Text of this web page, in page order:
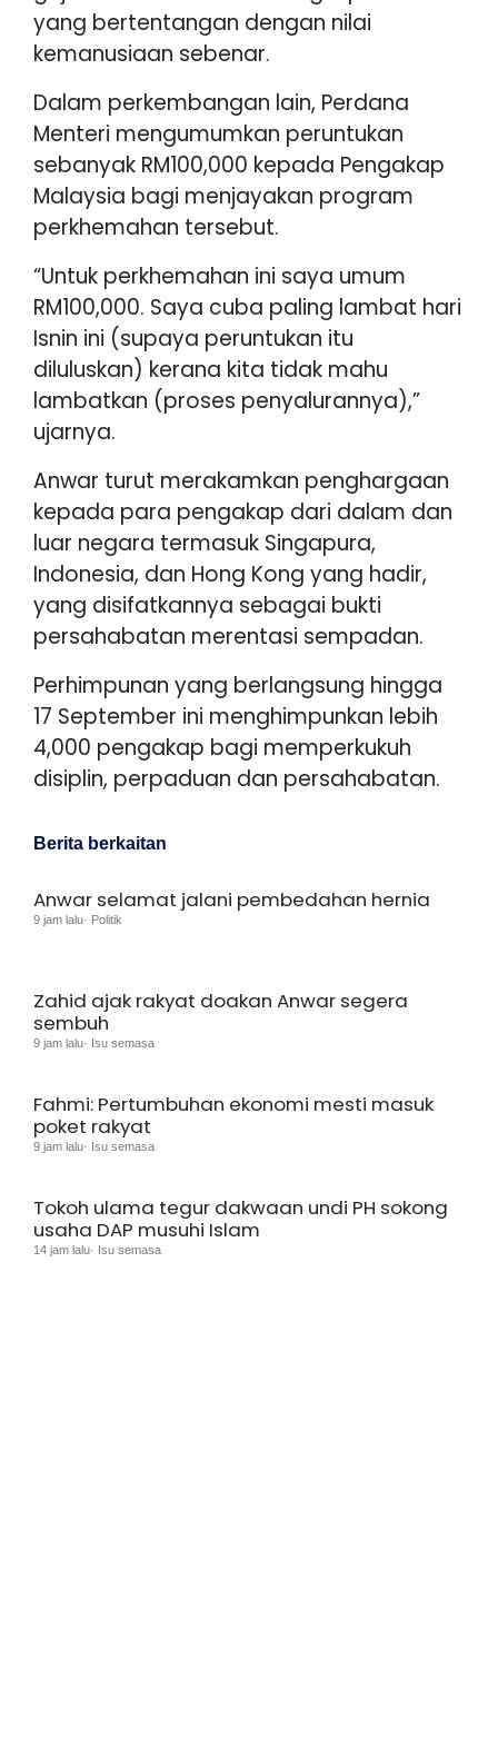
yang bertentangan dengan nilai
kemanusiaan sebenar.
Dalam perkembangan lain, Perdana
Menteri mengumumkan peruntukan
sebanyak RM100,000 kepada Pengakap
Malaysia bagi menjayakan program
perkhemahan tersebut.
“Untuk perkhemahan ini saya umum
RM100,000. Saya cuba paling lambat hari
Isnin ini (supaya peruntukan itu
diluluskan) kerana kita tidak mahu
lambatkan (proses penyalurannya),”
ujarnya.
Anwar turut merakamkan penghargaan
kepada para pengakap dari dalam dan
luar negara termasuk Singapura,
Indonesia, dan Hong Kong yang hadir,
yang disifatkannya sebagai bukti
persahabatan merentasi sempadan.
Perhimpunan yang berlangsung hingga
17 September ini menghimpunkan lebih
4,000 pengakap bagi memperkukuh
disiplin, perpaduan dan persahabatan.
Berita berkaitan
Anwar selamat jalani pembedahan hernia
9 jam lalu· Politik
Zahid ajak rakyat doakan Anwar segera
sembuh
9 jam lalu· Isu semasa
Fahmi: Pertumbuhan ekonomi mesti masuk
poket rakyat
9 jam lalu· Isu semasa
Tokoh ulama tegur dakwaan undi PH sokong
usaha DAP musuhi Islam
14 jam lalu· Isu semasa